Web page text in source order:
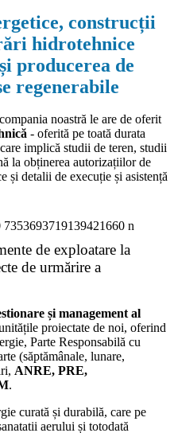
construcții
hidrotehnice
producerea de
regenerabile
noastră le are de oferit
- oferită pe toată durata
implică studii de teren, studii
la obținerea autorizațiilor de
și detalii de execuție și asistență
de exploatare la
de urmărire a
și management al
proiectate de noi, oferind
Parte Responsabilă cu
(săptămânale, lunare,
ANRE, PRE,
.
curată și durabilă, care pe
aerului și totodată